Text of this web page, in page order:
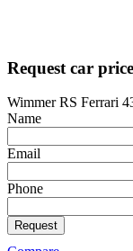
Request car price
Wimmer RS Ferrari
Name
Email
Phone
Request